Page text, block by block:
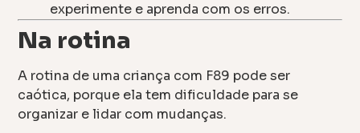
experimente e aprenda com os erros.
Na rotina
A rotina de uma criança com F89 pode ser
caótica, porque ela tem dificuldade para se
organizar e lidar com mudanças.